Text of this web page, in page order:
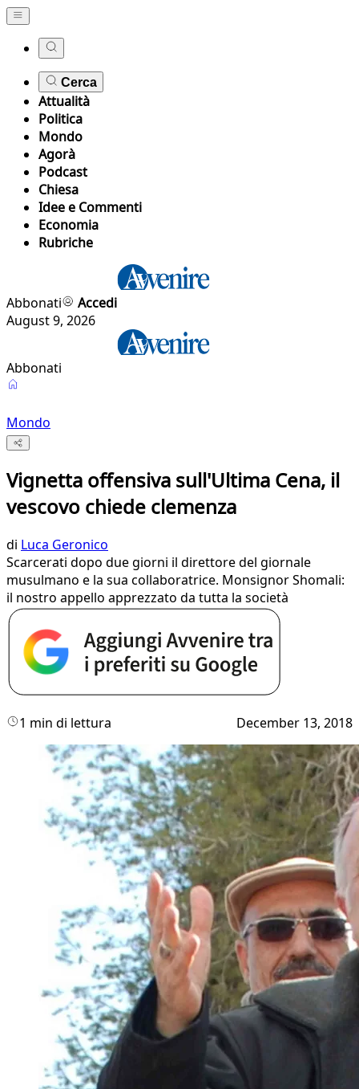
Cerca
Attualità
Politica
Mondo
Agorà
Podcast
Chiesa
Idee e Commenti
Economia
Rubriche
Abbonati
Accedi
August 9, 2026
Abbonati
Mondo
Vignetta offensiva sull'Ultima Cena, il
vescovo chiede clemenza
di Luca Geronico
Scarcerati dopo due giorni il direttore del giornale
musulmano e la sua collaboratrice. Monsignor Shomali:
il nostro appello apprezzato da tutta la società
1 min di lettura December 13, 2018